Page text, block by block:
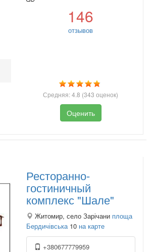
146
отзывов
Средняя:4.8 (343 оценок)
Оценить
Ресторанно-
гостиничный
комплекс "Шале"
Житомир, село Зарічани площа
Бердичівська 10 на карте
+380677779959